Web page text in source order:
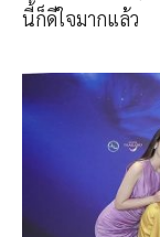
นี้ก็ดีใจมากแล้ว